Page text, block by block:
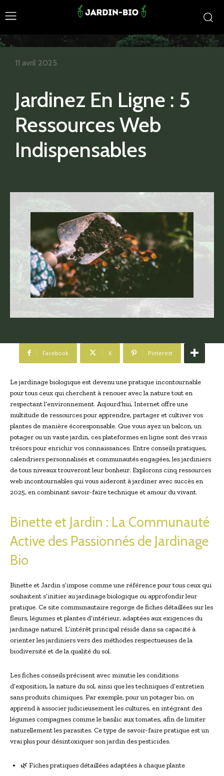
Jardinez En Ligne : 5
Ressources Web
Indispensables
11 avril 2025
Facebook X Pinterest
Le jardinage biologique est devenu une pratique incontournable
pour tous ceux qui cherchent à renouer avec la nature tout en
respectant l’environnement. Aujourd’hui, Internet offre une
multitude de ressources pour apprendre, partager et cultiver vos
plantes de manière écoresponsable. Que vous ayez un balcon, un
potager ou un vaste jardin, ces plateformes en ligne sont des vrais
trésors pour enrichir vos connaissances. Entre conseils pratiques,
calendriers personnalisés et communautés engagées, les jardiniers
de tous niveaux trouveront leur bonheur. Explorons cinq ressources
web incontournables qui vous aideront à jardiner avec succès en
2025, en combinant savoir-faire technique et amour du vivant.
Binette et Jardin : La Communauté
Active des Passionnés de Jardinage
Bio
Binette et Jardin s’impose comme une référence pour tous ceux qui
souhaitent s’initier au jardinage biologique ou approfondir leur
pratique. Ce site communautaire regorge de fiches détaillées sur les
fleurs, légumes et plantes d’intérieur, adaptées aux exigences du
jardinage naturel. L’intérêt principal réside dans sa capacité à
orienter les jardiniers vers des méthodes respectueuses de la
biodiversité et de la qualité du sol.
Les fiches conseils précisent avec minutie les conditions
d’exposition, la nature du sol, ainsi que les techniques d’entretien
sans produits chimiques. Par exemple, pour un potager bio, on
apprend à associer judicieusement les cultures, en intégrant des
légumes compagnes comme le basilic aux tomates, afin de limiter
naturellement les parasites. Ce type de savoir-faire pratique est un
vrai plus pour désintoxiquer son jardin des pesticides.
🌿 Fiches pratiques détaillées adaptées à chaque plante